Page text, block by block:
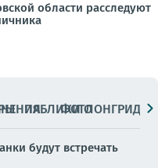
области расследуют
ПАБЛИКИ
ФОТОЛОНГРИДЫ
будут встречать